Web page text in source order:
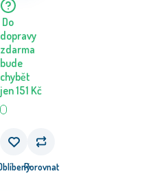
Do
dopravy
zdarma
bude
chybět
jen151 Kč
Porovnat